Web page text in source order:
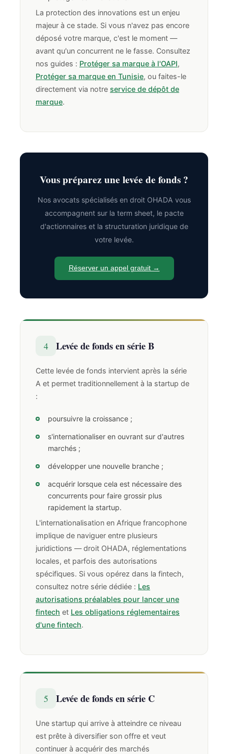
La protection des innovations est un enjeu
majeur à ce stade. Si vous n'avez pas encore
déposé votre marque, c'est le moment —
avant qu'un concurrent ne le fasse. Consultez
nos guides : Protéger sa marque à l'OAPI,
Protéger sa marque en Tunisie, ou faites-le
directement via notre service de dépôt de
marque.
Vous préparez une levée de fonds ?
Nos avocats spécialisés en droit OHADA vous
accompagnent sur la term sheet, le pacte
d'actionnaires et la structuration juridique de
votre levée.
Réserver un appel gratuit →
4 Levée de fonds en série B
Cette levée de fonds intervient après la série
A et permet traditionnellement à la startup de
:
poursuivre la croissance ;
s'internationaliser en ouvrant sur d'autres
marchés ;
développer une nouvelle branche ;
acquérir lorsque cela est nécessaire des
concurrents pour faire grossir plus
rapidement la startup.
L'internationalisation en Afrique francophone
implique de naviguer entre plusieurs
juridictions — droit OHADA, réglementations
locales, et parfois des autorisations
spécifiques. Si vous opérez dans la fintech,
consultez notre série dédiée : Les
autorisations préalables pour lancer une
fintech et Les obligations réglementaires
d'une fintech.
5 Levée de fonds en série C
Une startup qui arrive à atteindre ce niveau
est prête à diversifier son offre et veut
continuer à acquérir des marchés